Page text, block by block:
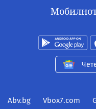
Abv.bg Vbox7.com